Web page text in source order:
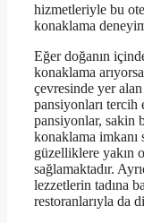
hizmetleriyle bu
konaklama
Eğer doğanın
konaklama
çevresinde yer
pansiyonları
pansiyonlar, sakin
konaklama imkanı
güzelliklere yakın
sağlamaktadır.
lezzetlerin tadına
restoranlarıyla da